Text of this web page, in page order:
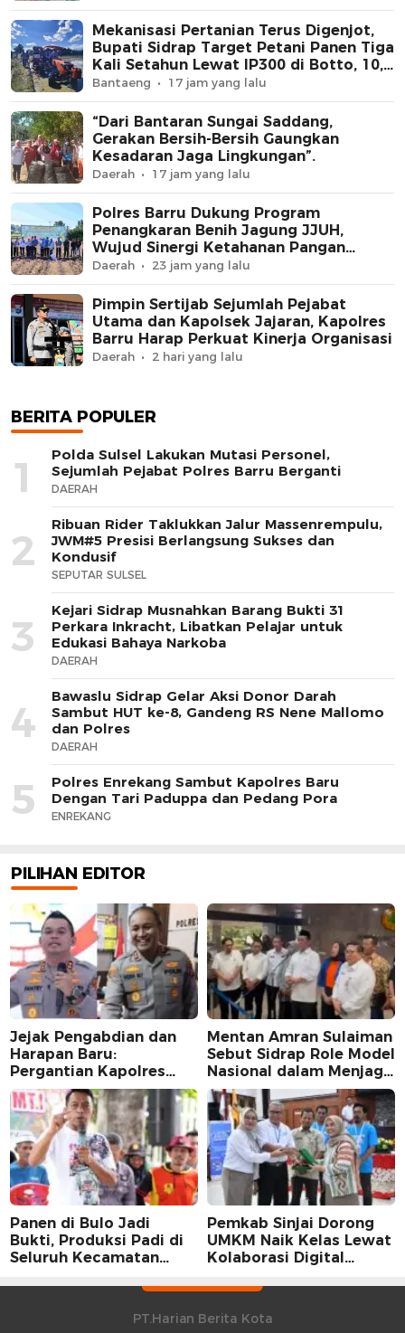
Mekanisasi Pertanian Terus Digenjot,
Bupati Sidrap Target Petani Panen Tiga
Kali Setahun Lewat IP300 di Botto, 10,5
Hektare Sawah Langsung Diolah
dengan Rotavator dan Traktor
Bantaeng 17 jam yang lalu
“Dari Bantaran Sungai Saddang,
Gerakan Bersih-Bersih Gaungkan
Kesadaran Jaga Lingkungan”.
Daerah 17 jam yang lalu
Polres Barru Dukung Program
Penangkaran Benih Jagung JJUH,
Wujud Sinergi Ketahanan Pangan
Nasional
Daerah 23 jam yang lalu
Pimpin Sertijab Sejumlah Pejabat
Utama dan Kapolsek Jajaran, Kapolres
Barru Harap Perkuat Kinerja Organisasi
Daerah 2 hari yang lalu
BERITA POPULER
1
Polda Sulsel Lakukan Mutasi Personel,
Sejumlah Pejabat Polres Barru Berganti
DAERAH
2
Ribuan Rider Taklukkan Jalur Massenrempulu,
JWM#5 Presisi Berlangsung Sukses dan
Kondusif
SEPUTAR SULSEL
3
Kejari Sidrap Musnahkan Barang Bukti 31
Perkara Inkracht, Libatkan Pelajar untuk
Edukasi Bahaya Narkoba
DAERAH
4
Bawaslu Sidrap Gelar Aksi Donor Darah
Sambut HUT ke-8, Gandeng RS Nene Mallomo
dan Polres
DAERAH
5
Polres Enrekang Sambut Kapolres Baru
Dengan Tari Paduppa dan Pedang Pora
ENREKANG
PILIHAN EDITOR
Jejak Pengabdian dan
Harapan Baru:
Pergantian Kapolres
Sidrap dalam Perspektif
Karier Dua Perwira
Mentan Amran Sulaiman
Sebut Sidrap Role Model
Nasional dalam Menjaga
Stabilitas Harga Telur
Panen di Bulo Jadi
Bukti, Produksi Padi di
Seluruh Kecamatan
Pemkab Sinjai Dorong
UMKM Naik Kelas Lewat
Kolaborasi Digital
PT.Harian Berita Kota